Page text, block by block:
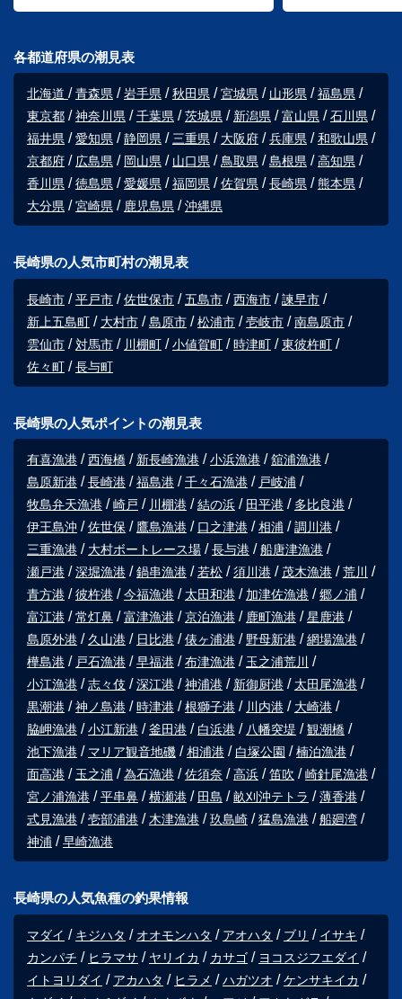
各都道府県の潮見表
北海道 青森県 岩手県 秋田県 宮城県 山形県
福島県
東京都
神奈川県 千葉県 茨城県 新潟県 富山県
石川県
福井県
愛知県 静岡県 三重県 大阪府 兵庫県
和歌山県
京都府
広島県 岡山県 山口県 鳥取県 島根県
高知県
香川県
徳島県 愛媛県 福岡県 佐賀県 長崎県
熊本県
大分県
宮崎県 鹿児島県 沖縄県
長崎県の人気市町村の潮見表
長崎市 平戸市 佐世保市 五島市 西海市
諫早市
新上五島町
大村市 島原市 松浦市 壱岐市
南島原市
雲仙市
対馬市 川棚町 小値賀町 時津町
東彼杵町
佐々町
長与町
長崎県の人気ポイントの潮見表
有喜漁港 西海橋 新長崎漁港 小浜漁港
舘浦漁港
島原新港
長崎港 福島港 千々石漁港
戸岐浦
牧島弁天漁港
崎戸 川棚港 結の浜 田平港
多比良港
伊王島沖
佐世保 鷹島漁港 口之津港 相浦
調川港
三重漁港
大村ボートレース場 長与港
船唐津漁港
瀬戸港
深堀漁港 鍋串漁港 若松 須川港 茂木漁港
荒川
青方港
彼杵港 今福漁港 太田和港 加津佐漁港
郷ノ浦
富江港
常灯鼻 富津漁港 京泊漁港 鹿町漁港
星鹿港
島原外港
久山港 日比港 俵ヶ浦港 野母新港
網場漁港
樺島港
戸石漁港 早福港 布津漁港
玉之浦荒川
小江漁港
志々伎 深江港 神浦港 新御厨港
太田尾漁港
黒潮港
神ノ島港 時津港 根獅子港 川内港
大崎港
脇岬漁港
小江新港 釜田港 白浜港 八幡突堤
観潮橋
池下漁港
マリア観音地磯 相浦港 白塚公園
楠泊漁港
面高港
玉之浦 為石漁港 佐須奈 高浜 笛吹
崎針尾漁港
宮ノ浦漁港
平串鼻 横瀬港 田島 畝刈沖テトラ
薄香港
式見漁港
壱部浦港 木津漁港 玖島崎 猛島漁港
船廻湾
神浦
早崎漁港
長崎県の人気魚種の釣果情報
マダイ キジハタ オオモンハタ アオハタ ブリ
イサキ
カンパチ
ヒラマサ ヤリイカ カサゴ
ヨコスジフエダイ
イトヨリダイ
アカハタ ヒラメ ハガツオ
ケンサキイカ